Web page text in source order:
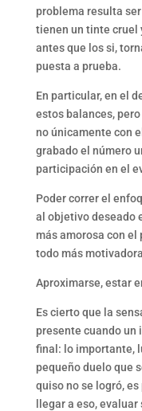
problema resulta
tienen un tinte cruel
antes que los si,
puesta a prueba.
En particular, en el
estos balances,
no únicamente con
grabado el número
participación en el
Poder correr el
al objetivo deseado
más amorosa con el
todo más
Aproximarse, estar
Es cierto que la
presente cuando un
final: lo importante,
pequeño duelo que
quiso no se logró,
llegar a eso,